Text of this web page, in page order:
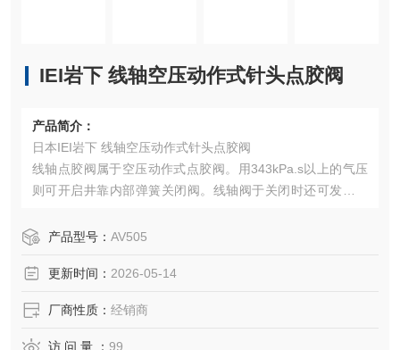
IEI岩下 线轴空压动作式针头点胶阀
产品简介：
日本IEI岩下 线轴空压动作式针头点胶阀
线轴点胶阀属于空压动作式点胶阀。用343kPa.s以上的气压
则可开启井靠内部弹簧关闭阀。线轴阀于关闭时还可发挥回
产品型号： AV505
更新时间： 2026-05-14
厂商性质： 经销商
访 问 量 ： 99